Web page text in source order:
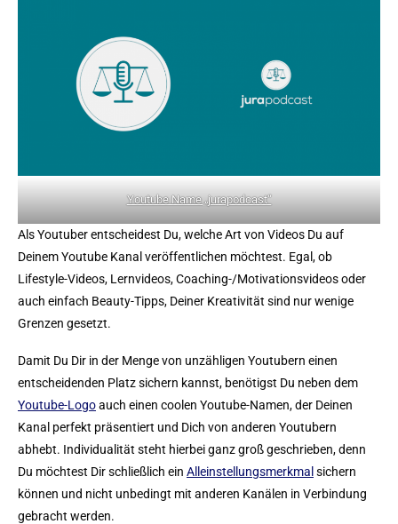
Youtube Name „jurapodcast“
Als Youtuber entscheidest Du, welche Art von Videos Du auf
Deinem Youtube Kanal veröffentlichen möchtest. Egal, ob
Lifestyle-Videos, Lernvideos, Coaching-/Motivationsvideos oder
auch einfach Beauty-Tipps, Deiner Kreativität sind nur wenige
Grenzen gesetzt.
Damit Du Dir in der Menge von unzähligen Youtubern einen
entscheidenden Platz sichern kannst, benötigst Du neben dem
Youtube-Logoauch einen coolen Youtube-Namen, der Deinen
Kanal perfekt präsentiert und Dich von anderen Youtubern
abhebt. Individualität steht hierbei ganz groß geschrieben, denn
Du möchtest Dir schließlich ein Alleinstellungsmerkmal sichern
können und nicht unbedingt mit anderen Kanälen in Verbindung
gebracht werden.